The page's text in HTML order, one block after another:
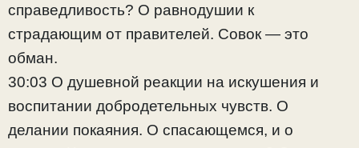
справедливость? О равнодушии к
страдающим от правителей. Совок — это
обман.
30:03 О душевной реакции на искушения и
воспитании добродетельных чувств. О
делании покаяния. О спасающемся, и о